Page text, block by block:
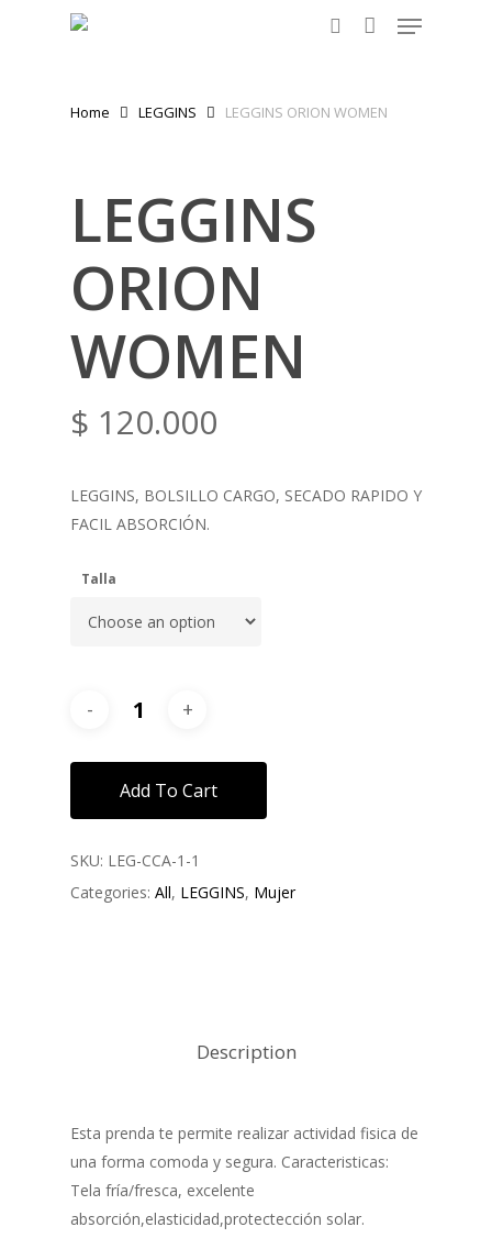
Menu
Home LEGGINS LEGGINS ORION WOMEN
LEGGINS
ORION
WOMEN
$ 120.000
LEGGINS, BOLSILLO CARGO, SECADO RAPIDO Y
FACIL ABSORCIÓN.
Talla
Add To Cart
SKU: LEG-CCA-1-1
Categories: All, LEGGINS, Mujer
Description
Esta prenda te permite realizar actividad fisica de
una forma comoda y segura. Caracteristicas:
Tela fría/fresca, excelente
absorción,elasticidad,protectección solar.